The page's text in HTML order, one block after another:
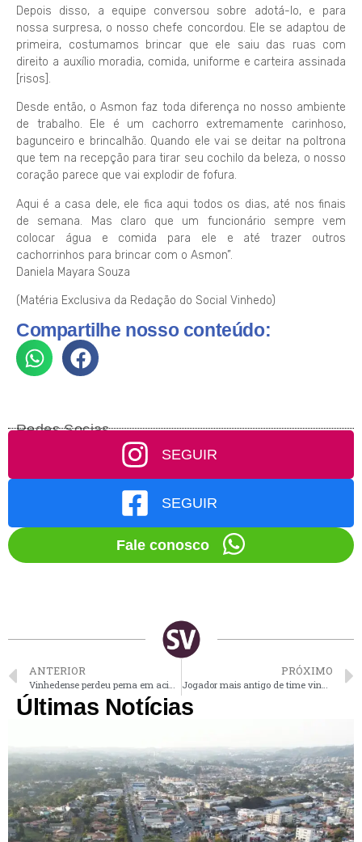
Depois disso, a equipe conversou sobre adotá-lo, e para
nossa surpresa, o nosso chefe concordou. Ele se adaptou de
primeira, costumamos brincar que ele saiu das ruas com
direito a auxílio moradia, comida, uniforme e carteira assinada
[risos].
Desde então, o Asmon faz toda diferença no nosso ambiente
de trabalho. Ele é um cachorro extremamente carinhoso,
bagunceiro e brincalhão. Quando ele vai se deitar na poltrona
que tem na recepção para tirar seu cochilo da beleza, o nosso
coração parece que vai explodir de fofura.
Aqui é a casa dele, ele fica aqui todos os dias, até nos finais
de semana. Mas claro que um funcionário sempre vem
colocar água e comida para ele e até trazer outros
cachorrinhos para brincar com o Asmon”.
Daniela Mayara Souza
(Matéria Exclusiva da Redação do Social Vinhedo)
Compartilhe nosso conteúdo:
Redes Socias
SEGUIR
SEGUIR
Fale conosco
ANTERIOR
Vinhedense perdeu perna em acidente de moto e precisa de prótese
PRÓXIMO
Jogador mais antigo de time vinhedense disputa Liga de Vôlei pela 4ª vez
Últimas Notícias